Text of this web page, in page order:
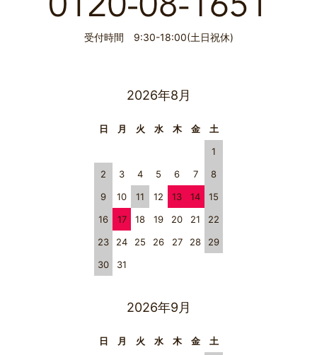
受付時間 9:30-18:00(土日祝休)
2026年8月
日 月 火 水 木 金
土
1
2
3 4 5 6 7
8
9
10 11 12 13 14
15
16
17 18 19 20 21
22
23
24 25 26 27 28
29
30
31
2026年9月
日 月 火 水 木 金
土